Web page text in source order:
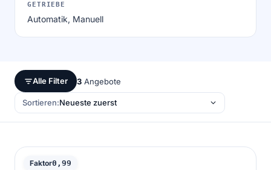
GETRIEBE
Automatik, Manuell
Alle Filter 3 Angebote
Sortieren:
Faktor0,99
IVECO